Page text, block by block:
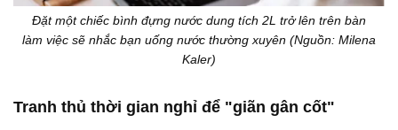
Đặt một chiếc bình đựng nước dung tích 2L trở lên trên bàn
làm việc sẽ nhắc bạn uống nước thường xuyên (Nguồn: Milena
Kaler)
Tranh thủ thời gian nghỉ để "giãn gân cốt"